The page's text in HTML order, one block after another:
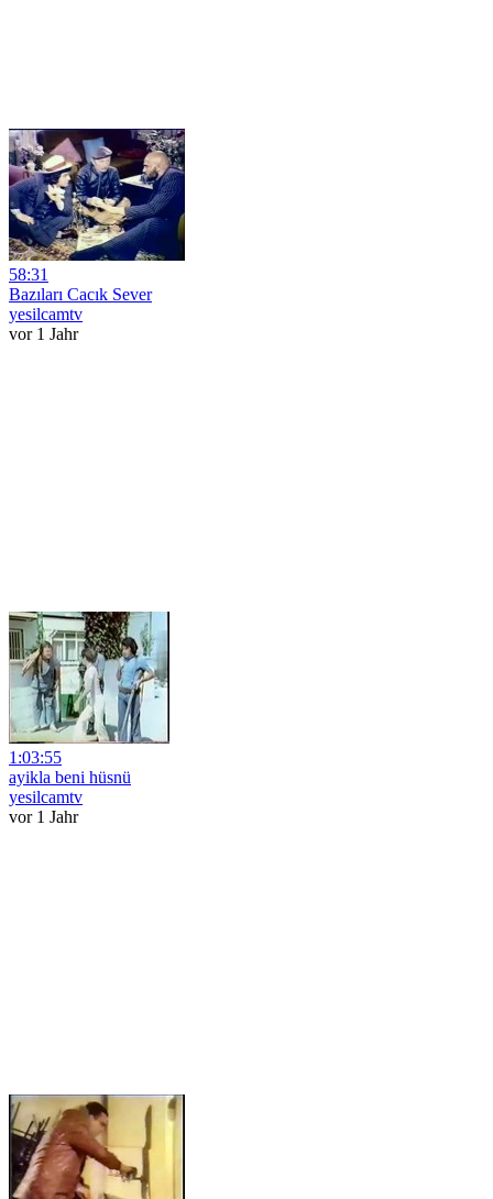
58:31
Bazıları Cacık Sever
yesilcamtv
vor 1 Jahr
1:03:55
ayikla beni hüsnü
yesilcamtv
vor 1 Jahr